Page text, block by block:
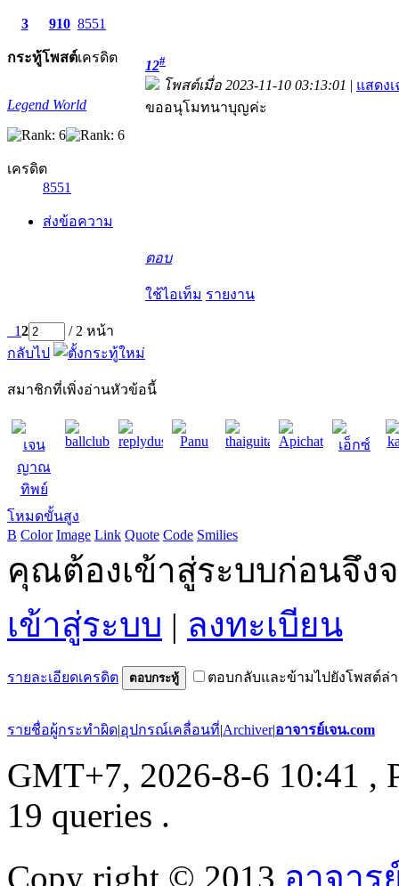
3
กระทู้
910
โพสต์
8551
เครดิต
Legend World
เครดิต
8551
ส่งข้อความ
12#
โพสต์เมื่อ 2023-11-10 03:13:01 | แสดง
ขออนุโมทนาบุญค่ะ
ตอบ
ใช้ไอเท็ม รายงาน
12
/ 2 หน้า
กลับไป
สมาชิกที่เพิ่งอ่านหัวข้อนี้
เจน
ญาณ
ทิพย์
ballclub replydusit2Panu thaiguitar Apichat99 เอ็กซ์
โหมดขั้นสูง
B Color Image Link Quote Code Smilies
คุณต้องเข้าสู่ระบบก่อนจึง
เข้าสู่ระบบ | ลงทะเบียน
รายละเอียดเครดิต ตอบกระทู้ ตอบกลับและข้ามไปยังโพสต์ล่
รายชื่อผู้กระทำผิด|อุปกรณ์เคลื่อนที่|Archiver|อาจารย์เจน.com
GMT+7, 2026-8-6 10:41 ,
19 queries .
Copy right © 2013 อาจาร